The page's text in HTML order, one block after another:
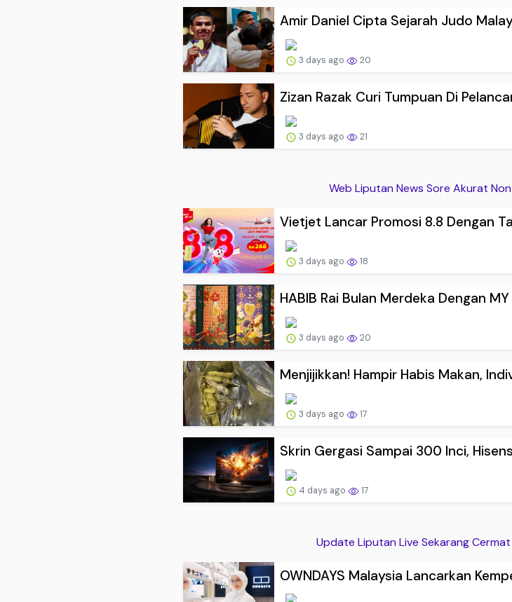
Amir Daniel Cipta Sejarah Judo
3 days ago 20
Zizan Razak Curi Tumpuan Di
3 days ago 21
Web Liputan News Sore Akurat
Vietjet Lancar Promosi 8.8 Dengan
3 days ago 18
HABIB Rai Bulan Merdeka Dengan
3 days ago 20
Menjijikkan! Hampir Habis Makan,
3 days ago 17
Skrin Gergasi Sampai 300 Inci,
4 days ago 17
Update Liputan Live Sekarang
OWNDAYS Malaysia Lancarkan